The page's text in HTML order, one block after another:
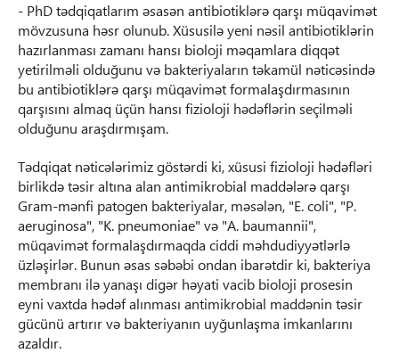
- PhD tədqiqatlarım əsasən antibiotiklərə qarşı müqavimət
mövzusuna həsr olunub. Xüsusilə yeni nəsil antibiotiklərin
hazırlanması zamanı hansı bioloji məqamlara diqqət
yetirilməli olduğunu və bakteriyaların təkamül nəticəsində
bu antibiotiklərə qarşı müqavimət formalaşdırmasının
qarşısını almaq üçün hansı fizioloji hədəflərin seçilməli
olduğunu araşdırmışam.
Tədqiqat nəticələrimiz göstərdi ki, xüsusi fizioloji hədəfləri
birlikdə təsir altına alan antimikrobial maddələrə qarşı
Gram-mənfi patogen bakteriyalar, məsələn, "E. coli", "P.
aeruginosa", "K. pneumoniae" və "A. baumannii",
müqavimət formalaşdırmaqda ciddi məhdudiyyətlərlə
üzləşirlər. Bunun əsas səbəbi ondan ibarətdir ki, bakteriya
membranı ilə yanaşı digər həyati vacib bioloji prosesin
eyni vaxtda hədəf alınması antimikrobial maddənin təsir
gücünü artırır və bakteriyanın uyğunlaşma imkanlarını
azaldır.